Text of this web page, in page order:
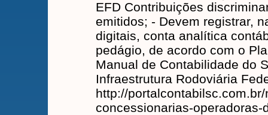
EFD Contribuições
emitidos; - Devem registrar,
digitais, conta analítica
pedágio, de acordo com o
Manual de Contabilidade do
Infraestrutura Rodoviária
http://
concessionarias-